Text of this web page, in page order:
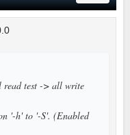
read test -> all write
'-h' to '-S'. (Enabled